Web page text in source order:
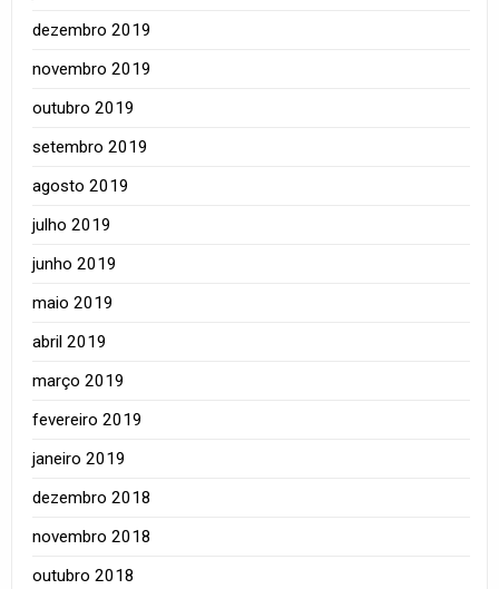
dezembro 2019
novembro 2019
outubro 2019
setembro 2019
agosto 2019
julho 2019
junho 2019
maio 2019
abril 2019
março 2019
fevereiro 2019
janeiro 2019
dezembro 2018
novembro 2018
outubro 2018